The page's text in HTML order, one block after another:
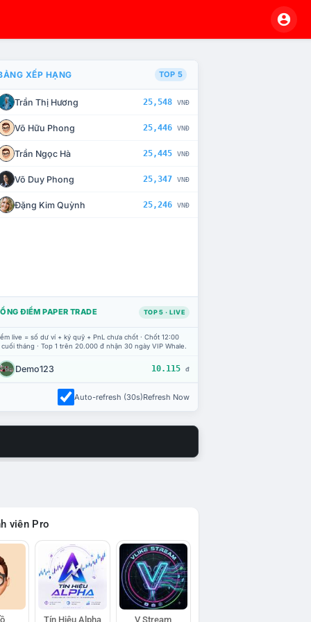
CHẾ TÀI XỬ LÝ VI PHẠM
XẾP HẠNG TOP 5
Trần Thị Hương 25,548 VNĐ
Võ Hữu Phong 25,446 VNĐ
Trần Ngọc Hà 25,445 VNĐ
Võ Duy Phong 25,347 VNĐ
Đặng Kim Quỳnh 25,246 VNĐ
ĐIỂM PAPER TRADE TOP 5 · LIVE
live = số dư ví + ký quỹ + PnL chưa chốt · Chốt 12:00
tháng · Top 1 trên 20.000 đ nhận 30 ngày VIP Whale.
Demo123 10.115 đ
Auto-refresh (30s)Refresh Now
viên Pro
Tín Hiệu Alpha V Stream